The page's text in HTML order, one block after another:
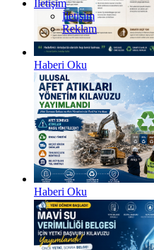
Haberi Oku
Haberi Oku
İletişim
İletişim
Reklam